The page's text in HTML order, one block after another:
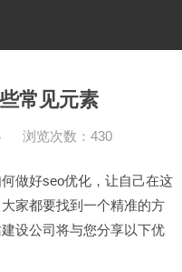
常见元素
浏览次数：430
做好seo优化，让自己在这
家都要找到一个精准的方
设公司将与您分享以下优